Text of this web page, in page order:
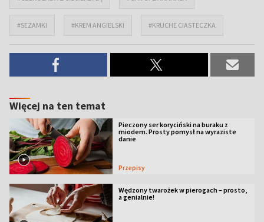
#SEZAMKI #KREM ANGIELSKI #KRUCHE CIASTECZKA
Więcej na ten temat
Pieczony ser koryciński na buraku z
miodem. Prosty pomysł na wyraziste
danie
Przepisy
Wędzony twarożek w pierogach – prosto,
a genialnie!